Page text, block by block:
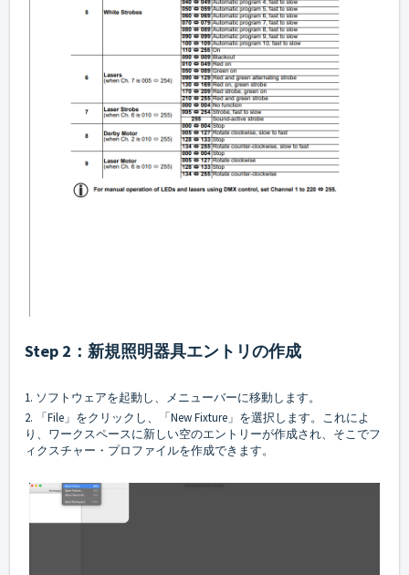
Step 2：新規照明器具エントリの作成
1. ソフトウェアを起動し、メニューバーに移動します。
2. 「File」をクリックし、「New Fixture」を選択します。これによ
り、ワークスペースに新しい空のエントリーが作成され、そこでフ
ィクスチャー・プロファイルを作成できます。